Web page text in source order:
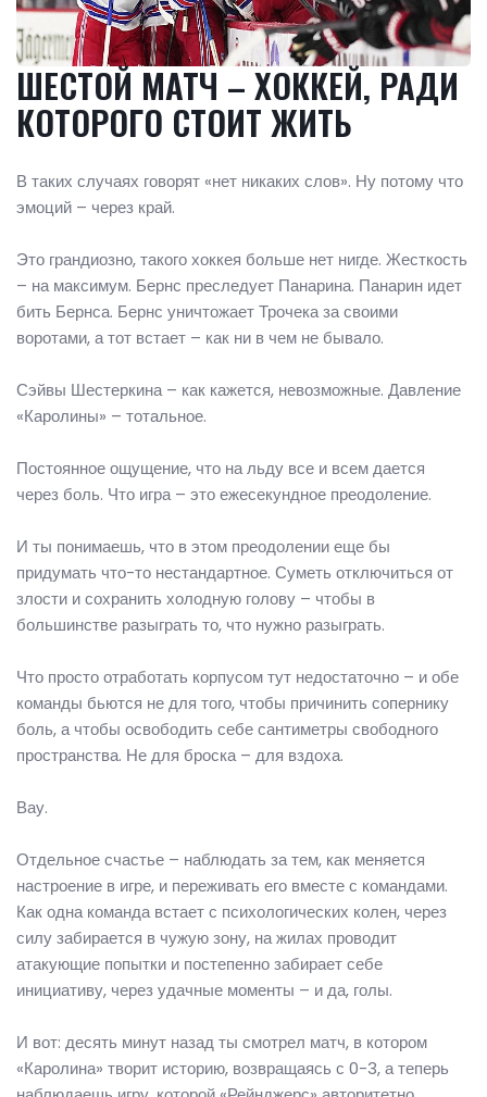
ШЕСТОЙ МАТЧ – ХОККЕЙ, РАДИ
КОТОРОГО СТОИТ ЖИТЬ
В таких случаях говорят «нет никаких слов». Ну потому что
эмоций – через край.
Это грандиозно, такого хоккея больше нет нигде. Жесткость
– на максимум. Бернс преследует Панарина. Панарин идет
бить Бернса. Бернс уничтожает Трочека за своими
воротами, а тот встает – как ни в чем не бывало.
Сэйвы Шестеркина – как кажется, невозможные. Давление
«Каролины» – тотальное.
Постоянное ощущение, что на льду все и всем дается
через боль. Что игра – это ежесекундное преодоление.
И ты понимаешь, что в этом преодолении еще бы
придумать что-то нестандартное. Суметь отключиться от
злости и сохранить холодную голову – чтобы в
большинстве разыграть то, что нужно разыграть.
Что просто отработать корпусом тут недостаточно – и обе
команды бьются не для того, чтобы причинить сопернику
боль, а чтобы освободить себе сантиметры свободного
пространства. Не для броска – для вздоха.
Вау.
Отдельное счастье – наблюдать за тем, как меняется
настроение в игре, и переживать его вместе с командами.
Как одна команда встает с психологических колен, через
силу забирается в чужую зону, на жилах проводит
атакующие попытки и постепенно забирает себе
инициативу, через удачные моменты – и да, голы.
И вот: десять минут назад ты смотрел матч, в котором
«Каролина» творит историю, возвращаясь с 0-3, а теперь